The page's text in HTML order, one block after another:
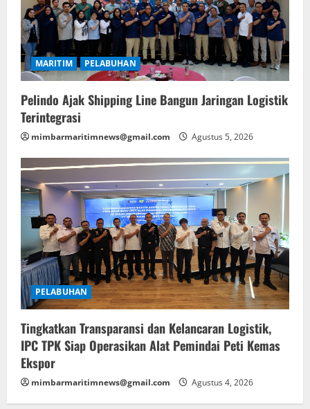
MARITIM PELABUHAN
Pelindo Ajak Shipping Line Bangun Jaringan Logistik
Terintegrasi
mimbarmaritimnews@gmail.com Agustus 5, 2026
PELABUHAN
Tingkatkan Transparansi dan Kelancaran Logistik,
IPC TPK Siap Operasikan Alat Pemindai Peti Kemas
Ekspor
mimbarmaritimnews@gmail.com Agustus 4, 2026